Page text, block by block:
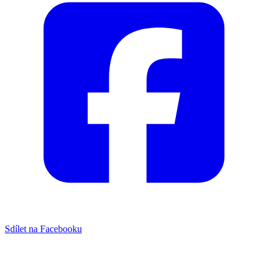
Sdílet na Facebooku